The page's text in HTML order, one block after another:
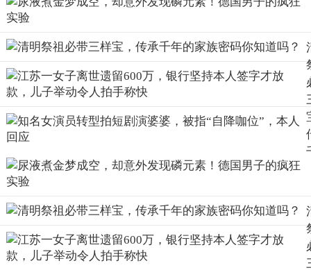
布兰德晚年生活并不富裕，最终还是将配方卖给了另一位炼
金术士。但他留下的，却是化学史上无法磨灭的里程碑。
磷的发现让人类首次意识到，物质可以被分解为更基本的元
科学家们受此启发，后来陆续发现了氢、氧、氮等元素，彻